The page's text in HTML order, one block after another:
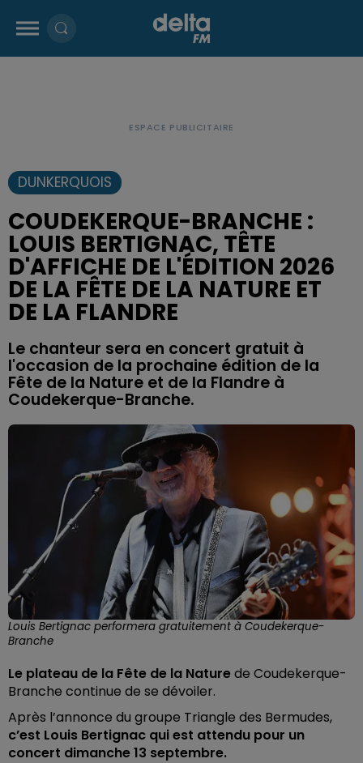
DUNKERQUOIS
COUDEKERQUE-BRANCHE :
LOUIS BERTIGNAC, TÊTE
D'AFFICHE DE L'ÉDITION 2026
DE LA FÊTE DE LA NATURE ET
DE LA FLANDRE
Le chanteur sera en concert gratuit à
l'occasion de la prochaine édition de la
Fête de la Nature et de la Flandre à
Coudekerque-Branche.
Louis Bertignac performera gratuitement à Coudekerque-
Branche
Le plateau de la Fête de la Naturede Coudekerque-
Branche continue de se dévoiler.
Après l’annonce du groupe Triangle des Bermudes,
c’est Louis Bertignac qui est attendu pour un
concert dimanche 13 septembre.